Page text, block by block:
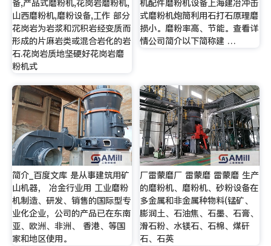
备,产品式磨粉机,花岗岩磨粉机,
山西磨粉机,磨粉设备,工作 部分
花岗岩为岩浆和沉积岩经变质而
形成的片麻岩类或混合岩化的岩
石.花岗岩质地坚硬好花岗岩磨
粉机式
机配件磨粉机设备上海建冶冲击
式磨粉机炮筒利用石打石原理磨
损小。磨粉率高、节能。查看详
情公司简介以下简称建 …
简介_百度文库 是从事建筑用矿
山机器， 冶金行业用 工业磨粉
机制造、研发、销售的国际型专
业化企业，公司的产品已在东南
亚、欧洲、非洲、 香港、等国
家和地区使用。
厂雷蒙磨厂 雷蒙磨 雷蒙磨 生产
的磨粉机、磨粉机、砂粉设备在
多金属和非金属种物料(锰矿、
膨润土、石油焦、石墨、石膏、
滑石粉、水镁石、石棉、煤矸
石、石英